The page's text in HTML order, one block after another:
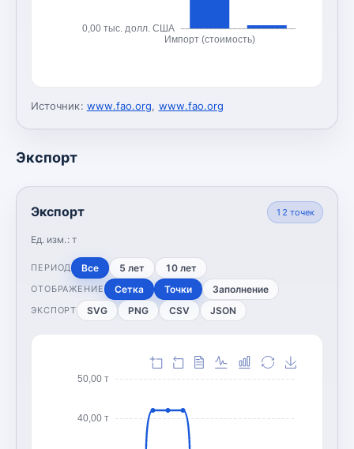
0,00 тыс. долл. США
Импорт (стоимость)
Источник: www.fao.org, www.fao.org
Экспорт
Экспорт
Ед. изм.: т
12 точек
ПЕРИОД Все 5 лет 10 лет
ОТОБРАЖЕНИЕ Сетка Точки Заполнение
ЭКСПОРТ SVG PNG CSV JSON
40,00 т
50,00 т